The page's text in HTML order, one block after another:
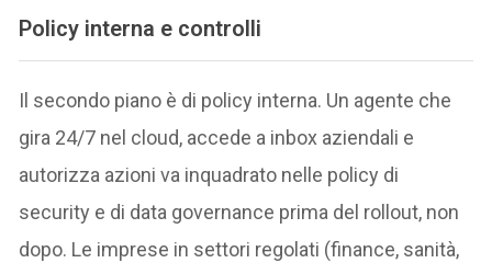
Policy interna e controlli
Il secondo piano è di policy interna. Un agente che
gira 24/7 nel cloud, accede a inbox aziendali e
autorizza azioni va inquadrato nelle policy di
security e di data governance prima del rollout, non
dopo. Le imprese in settori regolati (finance, sanità,